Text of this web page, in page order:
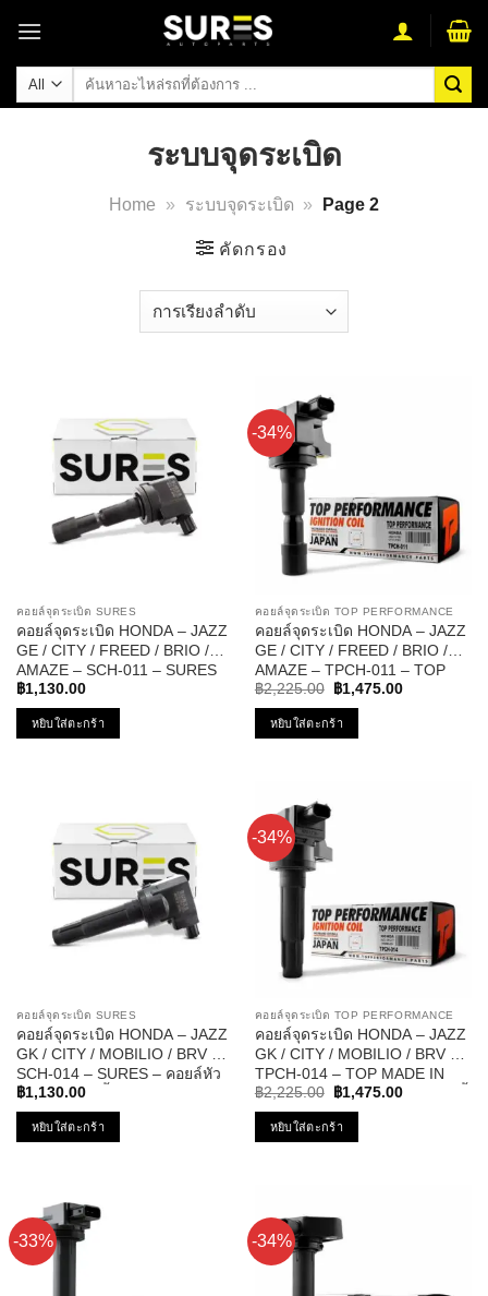
content
ค้นหา:
ระบบจุดระเบิด
Home » ระบบจุดระเบิด » Page 2
คัดกรอง
คอยล์จุดระเบิด SURES
คอยล์จุดระเบิด HONDA – JAZZ
GE / CITY / FREED / BRIO /
AMAZE – SCH-011 – SURES
฿1,130.00
หยิบใส่ตะกร้า
-34%
คอยล์จุดระเบิด TOP PERFORMANCE
คอยล์จุดระเบิด HONDA – JAZZ
GE / CITY / FREED / BRIO /
AMAZE – TPCH-011 – TOP
PERFORMANCE – คอยล์หัว
เทียน แจ๊ส ซิตี้
฿2,225.00
Original
was:
฿2,225.00.
฿1,475.00Current
หยิบใส่ตะกร้า
คอยล์จุดระเบิด SURES
คอยล์จุดระเบิด HONDA – JAZZ
GK / CITY / MOBILIO / BRV –
SCH-014 – SURES – คอยล์หัว
เทียน แจ๊ส ซิตี้ ฮอนด้า
฿1,130.00
หยิบใส่ตะกร้า
-34%
คอยล์จุดระเบิด TOP PERFORMANCE
คอยล์จุดระเบิด HONDA – JAZZ
GK / CITY / MOBILIO / BRV –
TPCH-014 – TOP MADE IN
JAPAN – คอยล์หัวเทียน แจ๊ส ซิตี้
ฮอนด้า
฿2,225.00
Original
was:
฿2,225.00.
฿1,475.00Current
หยิบใส่ตะกร้า
-33% -34%